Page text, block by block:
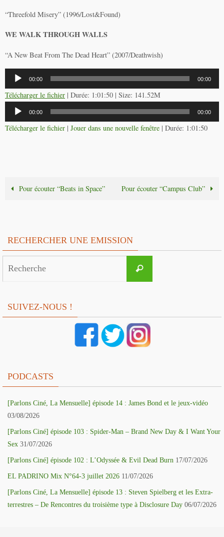
“Threefold Misery” (1996/Lost&Found)
WE WALK THROUGH WALLS
“A New Beat From The Dead Heart” (2007/Deathwish)
Lecteur
audio
00:00 00:00
Télécharger le fichier | Durée: 1:01:50 | Size: 141.52M
Lecteur
audio
00:00 00:00
Télécharger le fichier | Jouer dans une nouvelle fenêtre | Durée: 1:01:50
Pour écouter “Beats in Space” Pour écouter “Campus Club”
RECHERCHER UNE EMISSION
Recherche
SUIVEZ-NOUS !
PODCASTS
[Parlons Ciné, La Mensuelle] épisode 14 : James Bond et le jeux-vidéo
03/08/2026
[Parlons Ciné] épisode 103 : Spider-Man – Brand New Day & I Want Your
Sex 31/07/2026
[Parlons Ciné] épisode 102 : L’Odyssée & Evil Dead Burn 17/07/2026
EL PADRINO Mix N°64-3 juillet 2026 11/07/2026
[Parlons Ciné, La Mensuelle] épisode 13 : Steven Spielberg et les Extra-
terrestres – De Rencontres du troisième type à Disclosure Day 06/07/2026